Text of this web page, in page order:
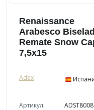
Renaissance
Arabesco
Remate Snow
7,5x15
Adex
Артикул:
ADST8008